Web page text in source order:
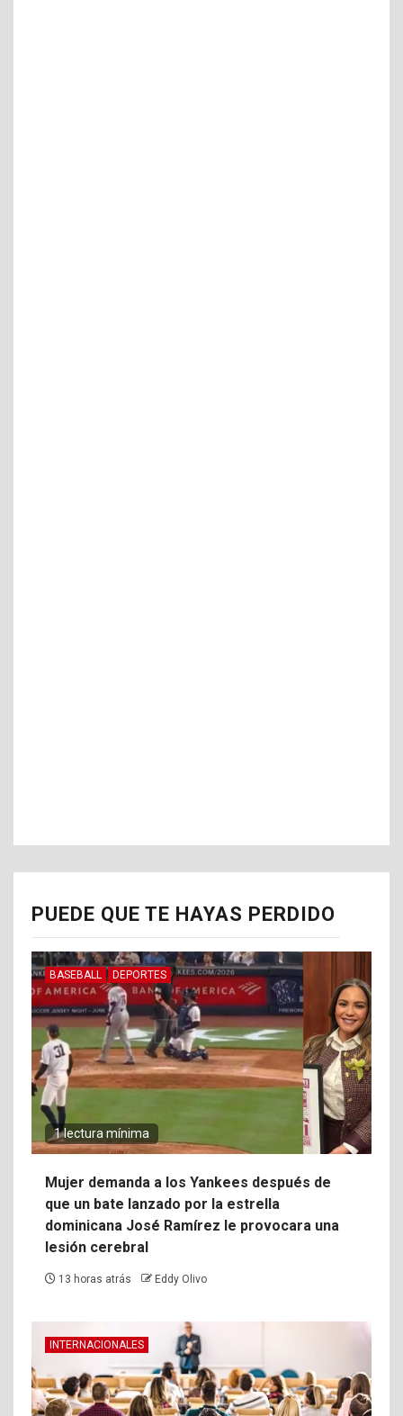
PUEDE QUE TE HAYAS PERDIDO
BASEBALL DEPORTES
1 lectura mínima
Mujer demanda a los Yankees después de
que un bate lanzado por la estrella
dominicana José Ramírez le provocara una
lesión cerebral
13 horas atrás Eddy Olivo
INTERNACIONALES